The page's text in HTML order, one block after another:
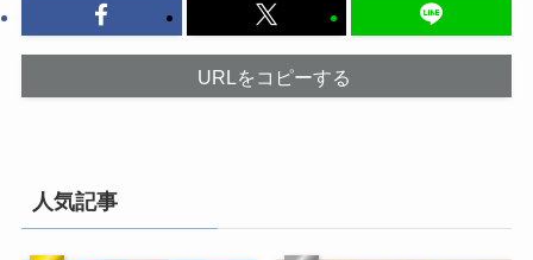
URLをコピーする
人気記事